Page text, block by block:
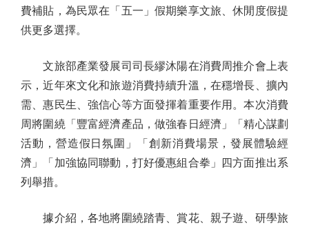
費補貼，為民眾在「五一」假期樂享文旅、休閒度假提
供更多選擇。
文旅部產業發展司司長繆沐陽在消費周推介會上表
示，近年來文化和旅遊消費持續升溫，在穩增長、擴內
需、惠民生、強信心等方面發揮着重要作用。本次消費
周將圍繞「豐富經濟產品，做強春日經濟」「精心謀劃
活動，營造假日氛圍」「創新消費場景，發展體驗經
濟」「加強協同聯動，打好優惠組合拳」四方面推出系
列舉措。
據介紹，各地將圍繞踏青、賞花、親子遊、研學旅